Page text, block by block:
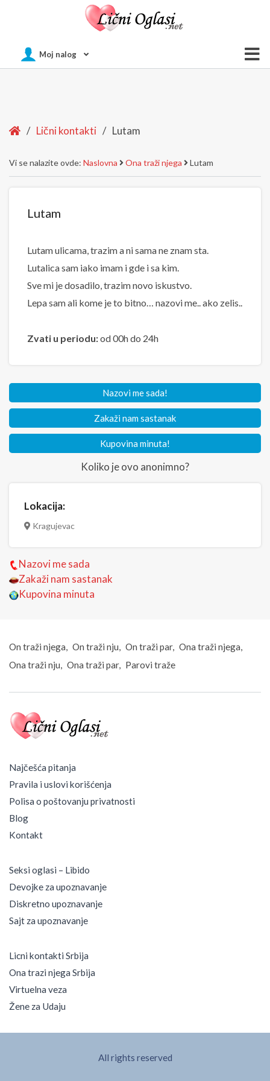
Moj nalog
Home
/ Lični kontakti / Lutam
Vi se nalazite ovde: Naslovna Ona traži njega Lutam
Lutam
Lutam ulicama, trazim a ni sama ne znam sta.
Lutalica sam iako imam i gde i sa kim.
Sve mi je dosadilo, trazim novo iskustvo.
Lepa sam ali kome je to bitno… nazovi me.. ako zelis..
Zvati u periodu:od 00h do 24h
Nazovi me sada!
Zakaži nam sastanak
Kupovina minuta!
Koliko je ovo anonimno?
Lokacija:
Kragujevac
Nazovi me sada
Zakaži nam sastanak
Kupovina minuta
On traži njega On traži nju On traži par
Ona traži njega
Ona traži nju
Ona traži par Parovi traže
Najčešća pitanja
Pravila i uslovi korišćenja
Polisa o poštovanju privatnosti
Blog
Kontakt
Seksi oglasi – Libido
Devojke za upoznavanje
Diskretno upoznavanje
Sajt za upoznavanje
Licni kontakti Srbija
Ona trazi njega Srbija
Virtuelna veza
Žene za Udaju
All rights reserved